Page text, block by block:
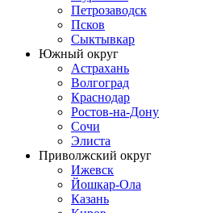
Петрозаводск
Псков
Сыктывкар
Южный округ
Астрахань
Волгоград
Краснодар
Ростов-на-Дону
Сочи
Элиста
Приволжский округ
Ижевск
Йошкар-Ола
Казань